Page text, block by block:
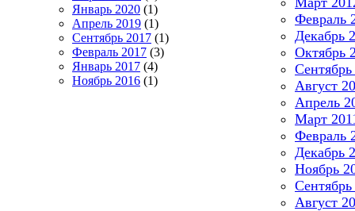
Январь 2020 (1)
Апрель 2019 (1)
Сентябрь 2017 (1)
Февраль 2017 (3)
Январь 2017 (4)
Ноябрь 2016 (1)
Февраль
Декабрь
Октябрь
Сентябрь
Август
Апрель
Март
Февраль
Декабрь
Ноябрь
Август